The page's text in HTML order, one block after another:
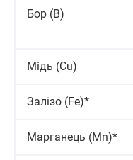
Бор (В)
Мідь (Cu)
Залізо (Fe)*
Марганець (Mn)*